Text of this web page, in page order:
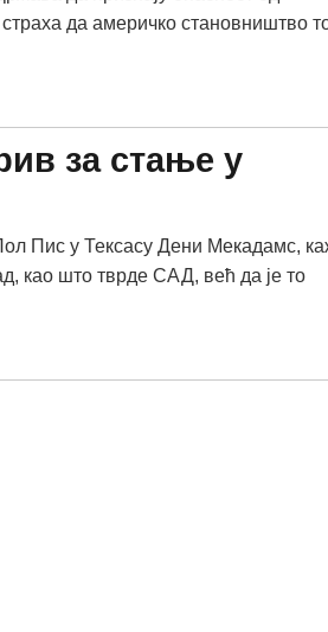
страха да америчко становништво
за стање у
Пис у Тексасу Дени Мекадамс,
као што тврде САД, већ да је то